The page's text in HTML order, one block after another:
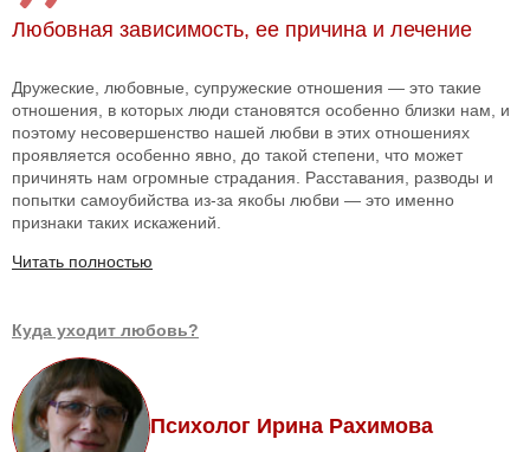
Любовная зависимость, ее причина и лечение
Дружеские, любовные, супружеские отношения — это такие
отношения, в которых люди становятся особенно близки нам, и
поэтому несовершенство нашей любви в этих отношениях
проявляется особенно явно, до такой степени, что может
причинять нам огромные страдания. Расставания, разводы и
попытки самоубийства из-за якобы любви — это именно
признаки таких искажений.
Читать полностью
Куда уходит любовь?
Психолог Ирина Рахимова